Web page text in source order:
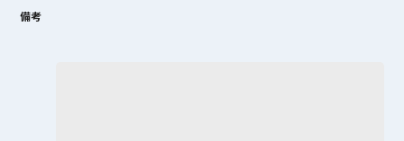
備考